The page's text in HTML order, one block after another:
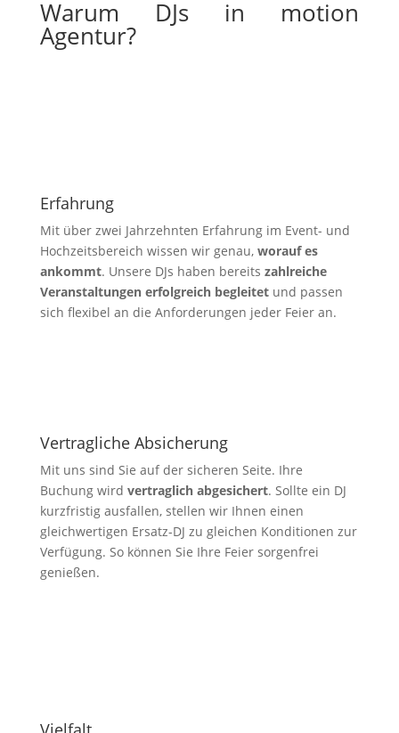
Warum DJs in motion
Agentur?
Erfahrung
Mit über zwei Jahrzehnten Erfahrung im Event- und
Hochzeitsbereich wissen wir genau, worauf es
ankommt. Unsere DJs haben bereits zahlreiche
Veranstaltungen erfolgreich begleitetund passen
sich flexibel an die Anforderungen jeder Feier an.
Vertragliche Absicherung
Mit uns sind Sie auf der sicheren Seite. Ihre
Buchung wird vertraglich abgesichert. Sollte ein DJ
kurzfristig ausfallen, stellen wir Ihnen einen
gleichwertigen Ersatz-DJ zu gleichen Konditionen zur
Verfügung. So können Sie Ihre Feier sorgenfrei
genießen.